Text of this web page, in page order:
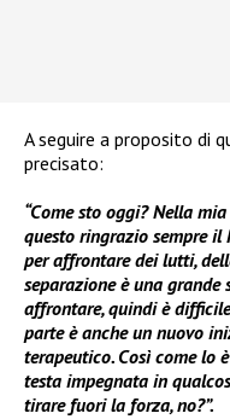
A seguire a proposito di
precisato:
“Come sto oggi? Nella
questo ringrazio sempre il
per affrontare dei lutti,
separazione è una grande
affrontare, quindi è
parte è anche un nuovo
terapeutico. Così come lo
testa impegnata in
tirare fuori la forza, no?”.